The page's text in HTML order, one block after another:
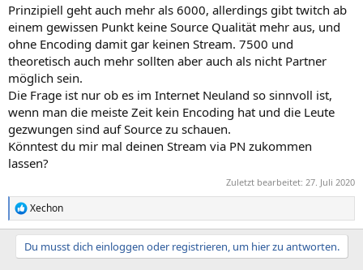
Prinzipiell geht auch mehr als 6000, allerdings gibt twitch ab
einem gewissen Punkt keine Source Qualität mehr aus, und
ohne Encoding damit gar keinen Stream. 7500 und
theoretisch auch mehr sollten aber auch als nicht Partner
möglich sein.
Die Frage ist nur ob es im Internet Neuland so sinnvoll ist,
wenn man die meiste Zeit kein Encoding hat und die Leute
gezwungen sind auf Source zu schauen.
Könntest du mir mal deinen Stream via PN zukommen
lassen?
Zuletzt bearbeitet: 27. Juli 2020
R
e
a
Xechon
Du musst dich einloggen oder registrieren, um hier zu antworten.